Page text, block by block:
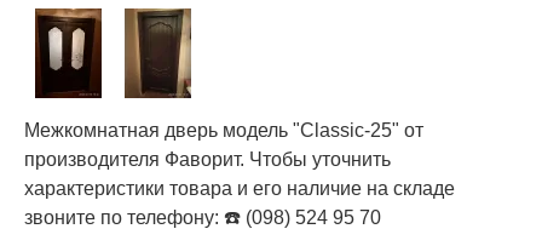
Межкомнатная дверь модель "Classic-25" от
производителя Фаворит. Чтобы уточнить
характеристики товара и его наличие на складе
звоните по телефону: ☎️ (098) 524 95 70